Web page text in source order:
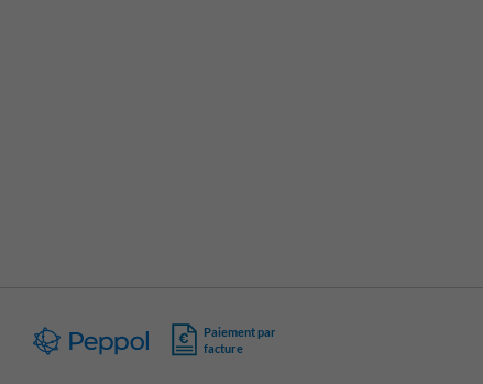
Paiement par
facture